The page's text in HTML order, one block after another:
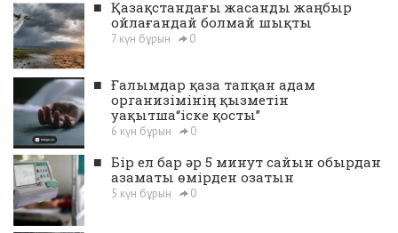
■ Қазақстандағы жасанды жаңбыр
ойлағандай болмай шықты
7 күн бұрын 0
■ Ғалымдар қаза тапқан адам
организімінің қызметін
уақытша“іске қосты”
6 күн бұрын 0
■ Бір ел бар әр 5 минут сайын обырдан
азаматы өмірден озатын
5 күн бұрын 0